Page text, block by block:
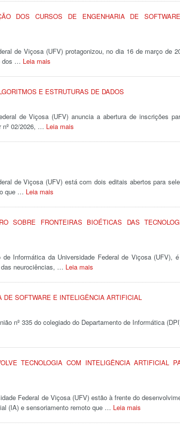
DOS CURSOS DE ENGENHARIA DE
de Viçosa (UFV) protagonizou, no dia 16 de março de
dos … Leia mais
E ESTRUTURAS DE DADOS
de Viçosa (UFV) anuncia a abertura de inscrições
nº 02/2026, … Leia mais
de Viçosa (UFV) está com dois editais abertos para
que … Leia mais
SOBRE FRONTEIRAS BIOÉTICAS DAS
Informática da Universidade Federal de Viçosa (UFV),
neurociências, … Leia mais
SOFTWARE E INTELIGÊNCIA ARTIFICIAL
nº 335 do colegiado do Departamento de Informática
TECNOLOGIA COM INTELIGÊNCIA ARTIFICIAL
Federal de Viçosa (UFV) estão à frente do
(IA) e sensoriamento remoto que … Leia mais